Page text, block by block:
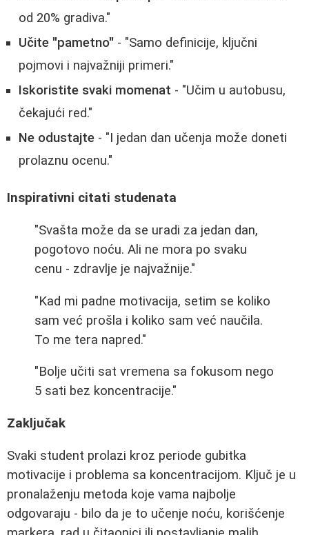
od 20% gradiva."
Učite "pametno" - "Samo definicije, ključni
pojmovi i najvažniji primeri."
Iskoristite svaki momenat - "Učim u autobusu,
čekajući red."
Ne odustajte - "I jedan dan učenja može doneti
prolaznu ocenu."
Inspirativni citati studenata
"Svašta može da se uradi za jedan dan,
pogotovo noću. Ali ne mora po svaku
cenu - zdravlje je najvažnije."
"Kad mi padne motivacija, setim se koliko
sam već prošla i koliko sam već naučila.
To me tera napred."
"Bolje učiti sat vremena sa fokusom nego
5 sati bez koncentracije."
Zaključak
Svaki student prolazi kroz periode gubitka
motivacije i problema sa koncentracijom. Ključ je u
pronalaženju metoda koje vama najbolje
odgovaraju - bilo da je to učenje noću, korišćenje